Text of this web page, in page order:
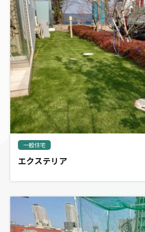
一般住宅
エクステリア